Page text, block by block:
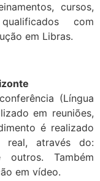
cursos,
com
em Libras.
(Língua
em reuniões,
é realizado
real, através do:
Também
em vídeo.